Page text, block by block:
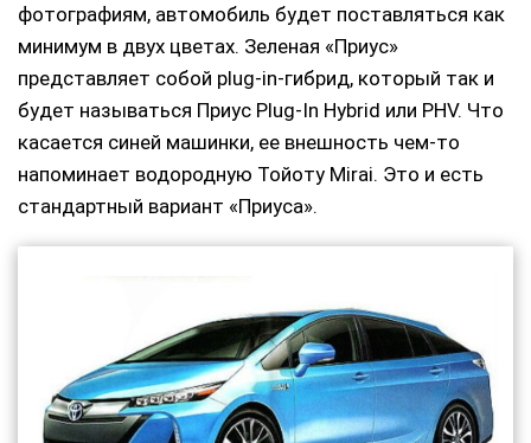
фотографиям, автомобиль будет поставляться как
минимум в двух цветах. Зеленая «Приус»
представляет собой plug-in-гибрид, который так и
будет называться Приус Plug-In Hybrid или PHV. Что
касается синей машинки, ее внешность чем-то
напоминает водородную Тойоту Mirai. Это и есть
стандартный вариант «Приуса».